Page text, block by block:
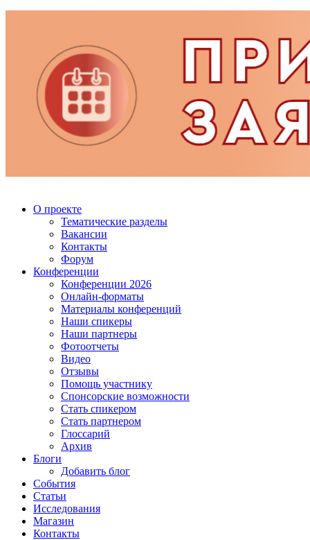
О проекте
Тематические разделы
Вакансии
Контакты
Форум
Конференции
Конференции 2026
Онлайн-форматы
Материалы конференций
Наши спикеры
Наши партнеры
Фотоотчеты
Видео
Отзывы
Помощь участнику
Спонсорские возможности
Стать спикером
Стать партнером
Глоссарий
Архив
Блоги
Добавить блог
События
Статьи
Исследования
Магазин
Контакты